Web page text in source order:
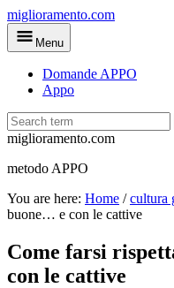
Skip
to
main
miglioramento.com
Menu
Domande APPO
Appo
miglioramento.com
metodo APPO
You are here: Home /cultura
buone… e con le cattive
Come farsi
con le cattive